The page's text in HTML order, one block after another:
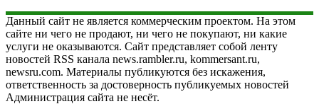
Данный сайт не является коммерческим проектом. На этом
сайте ни чего не продают, ни чего не покупают, ни какие
услуги не оказываются. Сайт представляет собой ленту
новостей RSS канала news.rambler.ru, kommersant.ru,
newsru.com. Материалы публикуются без искажения,
ответственность за достоверность публикуемых новостей
Администрация сайта не несёт.